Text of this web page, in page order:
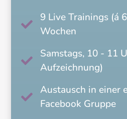

9 Live Trainings (á
Wochen

Samstags, 10 - 11
Aufzeichnung)

Austausch in einer
Facebook Gruppe